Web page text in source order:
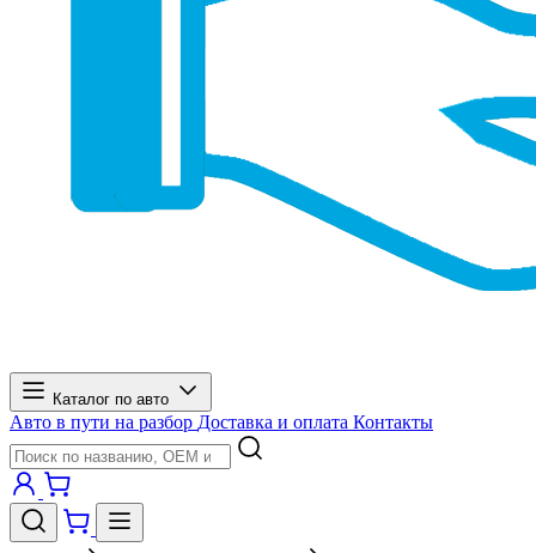
Каталог по авто
Авто в пути на разбор Доставка и оплата Контакты